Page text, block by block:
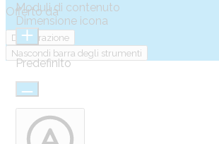
Offerto daOneTap
Dichiarazione
Nascondi barra degli strumenti
Moduli di contenuto
Dimensione icona
Predefinito